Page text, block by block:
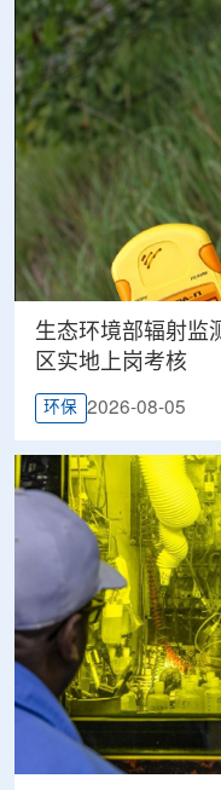
生态环境部辐射监
区实地上岗考核
环保 2026-08-05